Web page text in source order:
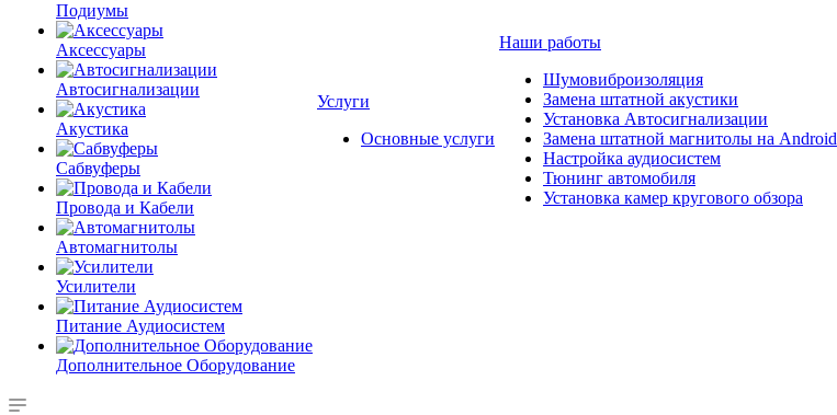
Подиумы
Аксессуары
Автосигнализации
Акустика
Сабвуферы
Провода и Кабели
Автомагнитолы
Усилители
Питание Аудиосистем
Дополнительное Оборудование
Услуги
Основные услуги
Наши работы
Шумовиброизоляция
Замена штатной акустики
Установка Автосигнализации
Замена штатной магнитолы на Android
Настройка аудиосистем
Тюнинг автомобиля
Установка камер кругового обзора